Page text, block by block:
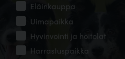
Eläinkauppa
Uimapaikka
Hyvinvointi ja hoitolat
Harrastuspaikka